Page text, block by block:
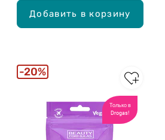
Добавить в корзину
Только в
Drogas!
20%